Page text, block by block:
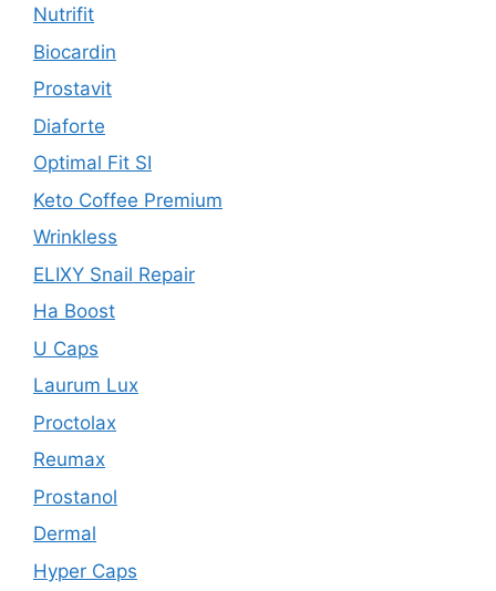
Nutrifit
Biocardin
Prostavit
Diaforte
Optimal Fit SI
Keto Coffee Premium
Wrinkless
ELIXY Snail Repair
Ha Boost
U Caps
Laurum Lux
Proctolax
Reumax
Prostanol
Dermal
Hyper Caps